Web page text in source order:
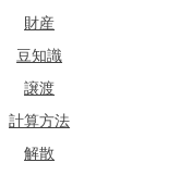
財産
豆知識
譲渡
計算方法
解散